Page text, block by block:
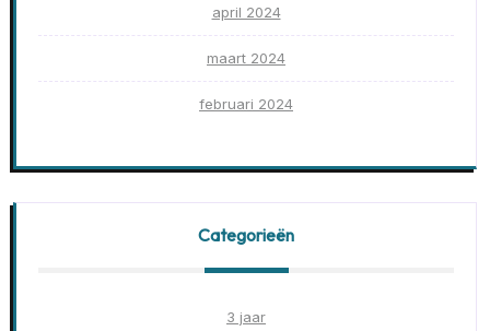
april 2024
maart 2024
februari 2024
Categorieën
3 jaar